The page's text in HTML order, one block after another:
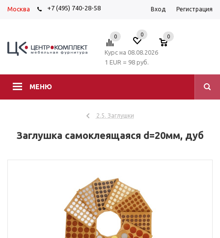
Москва +7 (495) 740-28-58 Вход Регистрация
МЕНЮ
0 0 0
Курс на 08.08.2026
1 EUR = 98 руб.
2.5. Заглушки
Заглушка самоклеящаяся d=20мм, дуб